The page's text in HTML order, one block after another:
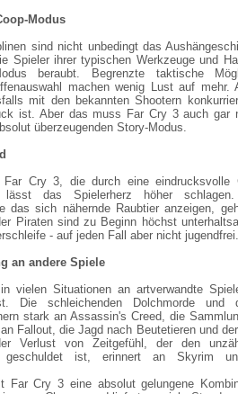
Modus
sind nicht unbedingt das
Spieler ihrer typischen Werkzeuge und
beraubt. Begrenzte taktische
machen wenig Lust auf mehr.
mit den bekannten Shootern
ist. Aber das muss Far Cry 3 auch gar
überzeugenden Story-Modus.
Far Cry 3, die durch eine eindrucksvolle
lässt das Spielerherz höher
das sich nähernde Raubtier anzeigen,
Piraten sind zu Beginn höchst
- auf jeden Fall aber nicht jugendfrei.
an andere Spiele
vielen Situationen an artverwandte
Die schleichenden Dolchmorde und
stark an Assassin's Creed, die
Fallout, die Jagd nach Beutetieren und
Verlust von Zeitgefühl, der den
geschuldet ist, erinnert an Skyrim
Far Cry 3 eine absolut gelungene